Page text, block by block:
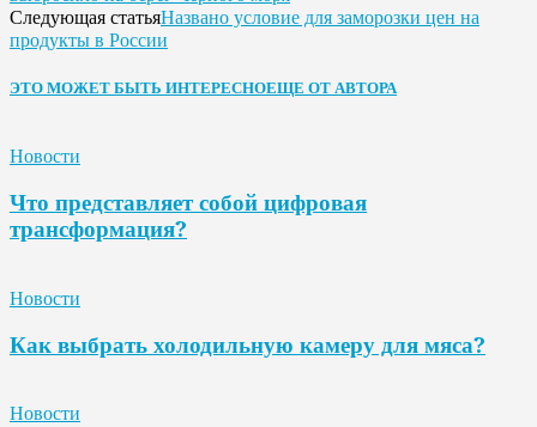
Следующая статьяНазвано условие для заморозки цен на
продукты в России
ЭТО МОЖЕТ БЫТЬ ИНТЕРЕСНОЕЩЕ ОТ АВТОРА
Новости
Что представляет собой цифровая
трансформация?
Новости
Как выбрать холодильную камеру для мяса?
Новости